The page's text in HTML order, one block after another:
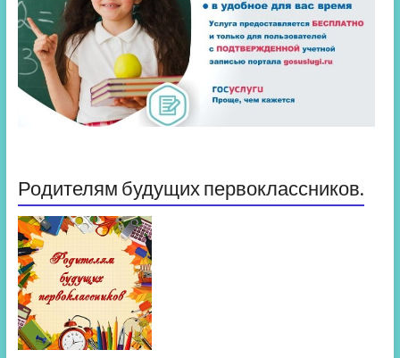
Родителям будущих первоклассников.